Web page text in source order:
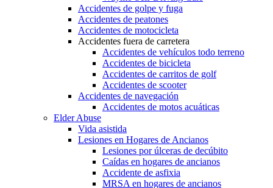
Accidentes de golpe y fuga
Accidentes de peatones
Accidentes de motocicleta
Accidentes fuera de carretera
Accidentes de vehículos todo terreno
Accidentes de bicicleta
Accidentes de carritos de golf
Accidentes de scooter
Accidentes de navegación
Accidentes de motos acuáticas
Elder Abuse
Vida asistida
Lesiones en Hogares de Ancianos
Lesiones por úlceras de decúbito
Caídas en hogares de ancianos
Accidente de asfixia
MRSA en hogares de ancianos